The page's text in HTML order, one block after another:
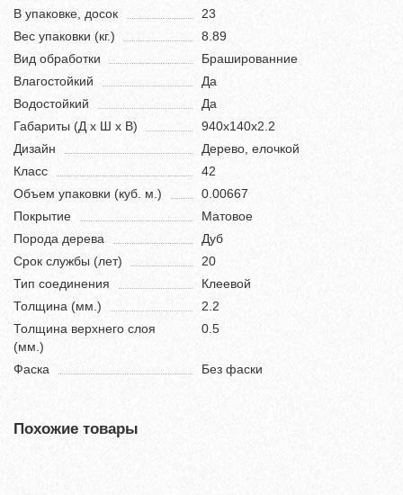
В упаковке, досок
23
Вес упаковки (кг.)
8.89
Вид обработки
Брашированние
Влагостойкий
Да
Водостойкий
Да
Габариты (Д х Ш х В)
940х140х2.2
Дизайн
Дерево, елочкой
Класс
42
Объем упаковки (куб. м.)
0.00667
Покрытие
Матовое
Порода дерева
Дуб
Срок службы (лет)
20
Тип соединения
Клеевой
Толщина (мм.)
2.2
Толщина верхнего слоя
(мм.)
0.5
Фаска Без фаски
Похожие товары